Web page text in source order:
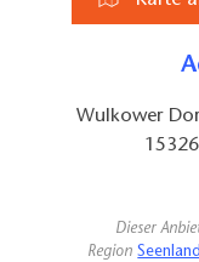
Wulkower
15326
Dieser
Region